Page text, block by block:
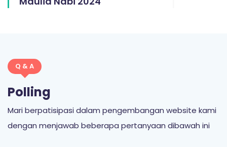
Q & A
Polling
Mari berpatisipasi dalam pengembangan website kami
dengan menjawab beberapa pertanyaan dibawah ini